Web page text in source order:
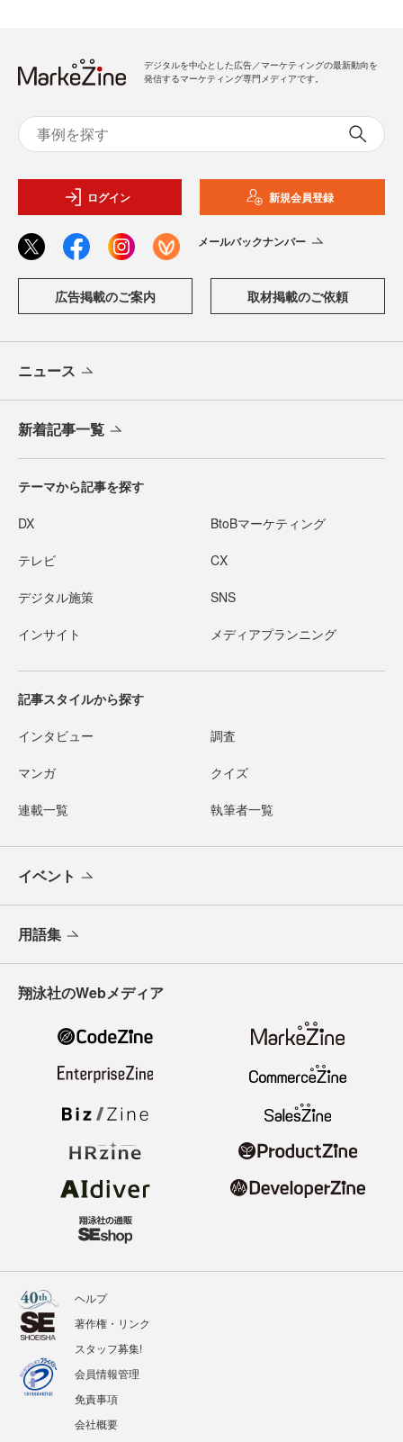
デジタルを中心とした広告／マーケティングの最新動向を
発信するマーケティング専門メディアです。
ログイン 新規会員登録
メールバックナンバー
広告掲載のご案内 取材掲載のご依頼
ニュース
新着記事一覧
テーマから記事を探す
DX BtoBマーケティング
テレビ CX
デジタル施策 SNS
インサイト メディアプランニング
記事スタイルから探す
インタビュー 調査
マンガ クイズ
連載一覧 執筆者一覧
イベント
用語集
翔泳社のWebメディア
ヘルプ
著作権・リンク
スタッフ募集!
会員情報管理
免責事項
会社概要